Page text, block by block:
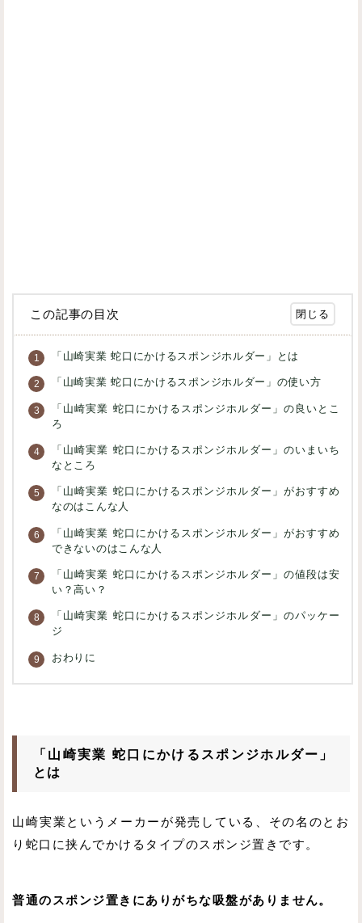
この記事の目次
「山崎実業 蛇口にかけるスポンジホルダー」とは
「山崎実業 蛇口にかけるスポンジホルダー」の使い方
「山崎実業 蛇口にかけるスポンジホルダー」の良いとこ
ろ
「山崎実業 蛇口にかけるスポンジホルダー」のいまいち
なところ
「山崎実業 蛇口にかけるスポンジホルダー」がおすすめ
なのはこんな人
「山崎実業 蛇口にかけるスポンジホルダー」がおすすめ
できないのはこんな人
「山崎実業 蛇口にかけるスポンジホルダー」の値段は安
い？高い？
「山崎実業 蛇口にかけるスポンジホルダー」のパッケー
ジ
おわりに
「山崎実業 蛇口にかけるスポンジホルダー」
とは
山崎実業というメーカーが発売している、その名のとお
り蛇口に挟んでかけるタイプのスポンジ置きです。
普通のスポンジ置きにありがちな吸盤がありません。